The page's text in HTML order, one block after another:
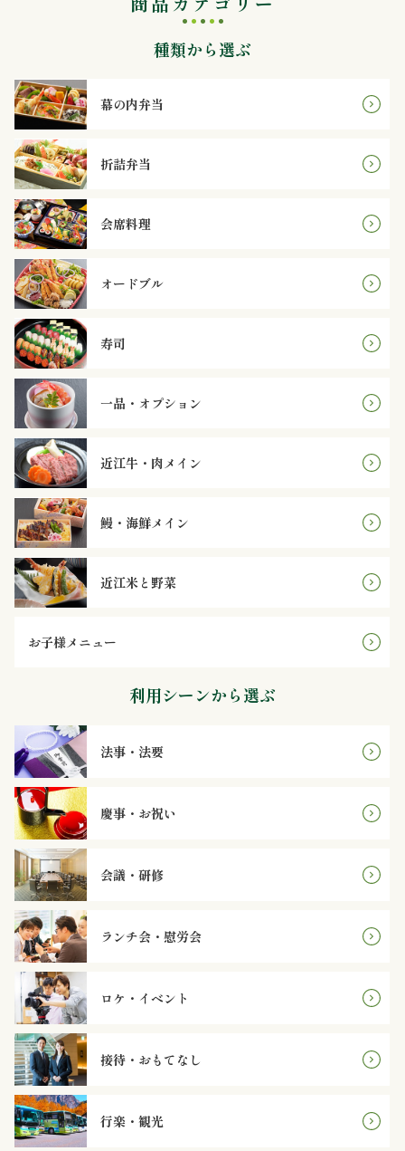
法
要
慶
事・
お
祝
い
会
議・
研
修
ラ
ン
チ
会・
労
会
ロ
ケ・
イ
ベ
ン
ト
接
待・
お
種類から選ぶ
幕の内弁当
折詰弁当
会席料理
オードブル
寿司
一品・オプション
近江牛・肉メイン
鰻・海鮮メイン
近江米と野菜
お子様メニュー
利用シーンから選ぶ
法事・法要
慶事・お祝い
会議・研修
ランチ会・慰労会
ロケ・イベント
接待・おもてなし
行楽・観光